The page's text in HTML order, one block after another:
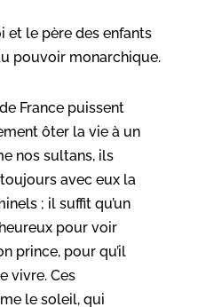
et le père des enfants
pouvoir monarchique.
France puissent
ôter la vie à un
nos sultans, ils
avec eux la
; il suffit qu’un
pour voir
prince, pour qu’il
vivre. Ces
le soleil, qui